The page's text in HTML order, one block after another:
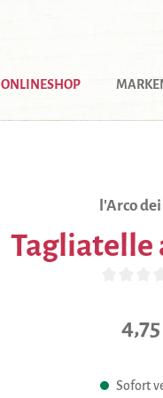
ONLINESHOP
l'Arco
Tagliatelle
Sofort